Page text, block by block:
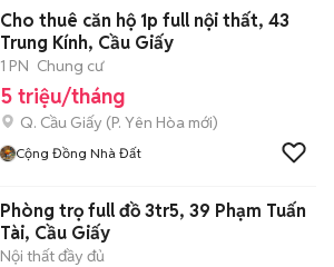
Cho thuê căn hộ 1p full nội thất, 43
Trung Kính, Cầu Giấy
1 PN Chung cư
5 triệu/tháng
Q. Cầu Giấy (P. Yên Hòa mới)
Cộng Đồng Nhà Đất
Phòng trọ full đồ 3tr5, 39 Phạm Tuấn
Tài, Cầu Giấy
Nội thất đầy đủ